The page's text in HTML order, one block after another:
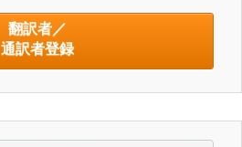
翻訳者／
通訳者登録